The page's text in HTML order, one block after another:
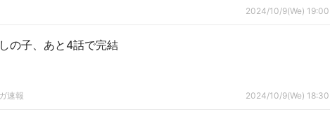
2024/10/9(We) 19:00
しの子、あと4話で完結
速報 2024/10/9(We) 18:30